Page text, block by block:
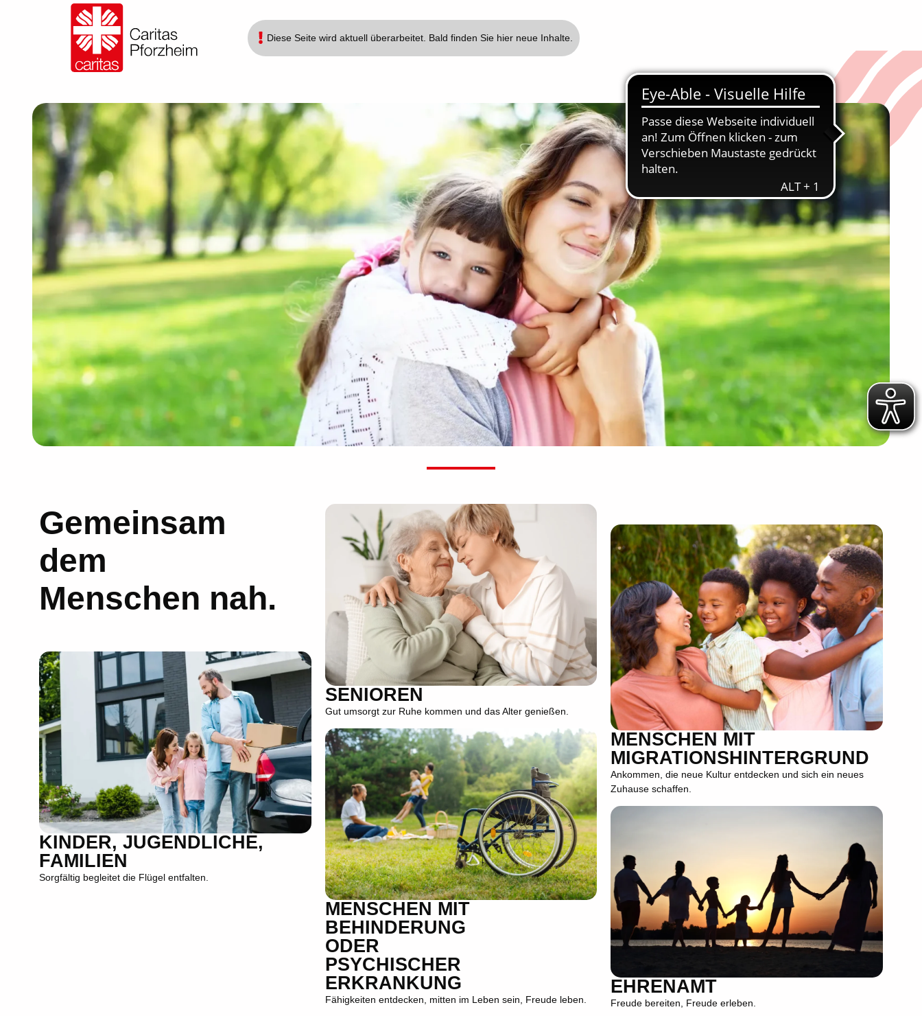
Diese Seite wird aktuell überarbeitet. Bald finden Sie hier neue Inhalte.
Gemeinsam
dem
Menschen nah.
KINDER, JUGENDLICHE,
FAMILIEN
Sorgfältig begleitet die Flügel entfalten.
SENIOREN
Gut umsorgt zur Ruhe kommen und das Alter genießen.
MENSCHEN MIT
BEHINDERUNG
ODER
PSYCHISCHER
ERKRANKUNG
Fähigkeiten entdecken, mitten im Leben sein, Freude leben.
MENSCHEN MIT
MIGRATIONSHINTERGRUND
Ankommen, die neue Kultur entdecken und sich ein neues
Zuhause schaffen.
EHRENAMT
Freude bereiten, Freude erleben.